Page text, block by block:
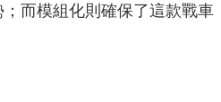
而模組化則確保了這款戰車